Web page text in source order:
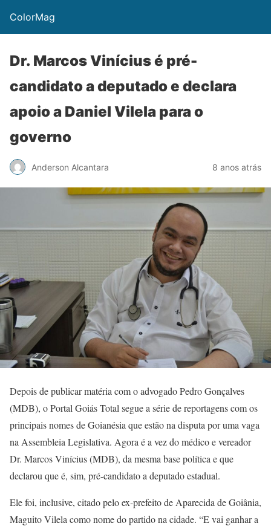
ColorMag
Dr. Marcos Vinícius é pré-
candidato a deputado e declara
apoio a Daniel Vilela para o
governo
Anderson Alcantara 8 anos atrás
Depois de publicar matéria com o advogado Pedro Gonçalves
(MDB), o Portal Goiás Total segue a série de reportagens com os
principais nomes de Goianésia que estão na disputa por uma vaga
na Assembleia Legislativa. Agora é a vez do médico e vereador
Dr. Marcos Vinícius (MDB), da mesma base política e que
declarou que é, sim, pré-candidato a deputado estadual.
Ele foi, inclusive, citado pelo ex-prefeito de Aparecida de Goiânia,
Maguito Vilela como nome do partido na cidade. “E vai ganhar a